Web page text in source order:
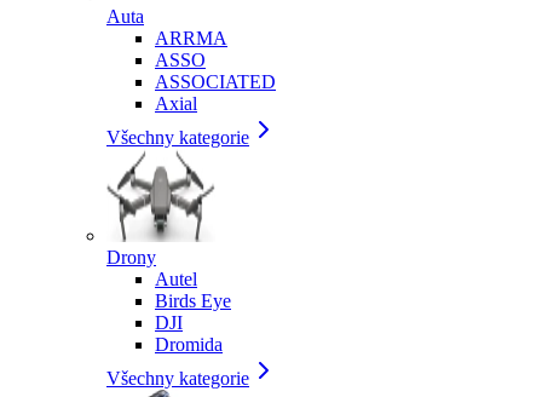
Auta
ARRMA
ASSO
ASSOCIATED
Axial
Všechny kategorie
Drony
Autel
Birds Eye
DJI
Dromida
Všechny kategorie